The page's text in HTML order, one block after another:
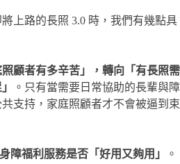
上路的長照 3.0 時，我們有幾點具
顧者有多辛苦」，轉向「有長照需
。只有當需要日常協助的長輩與障
支持，家庭照顧者才不會被逼到束
障福利服務是否「好用又夠用」
。